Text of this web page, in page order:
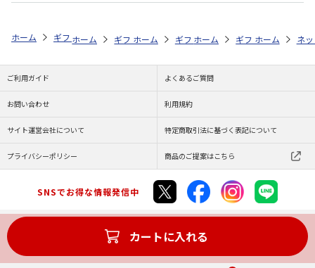
カートに入れる
ホーム ギフトストア お中元・夏ギフト特集 2026 お菓子・スイーツ
ホーム ギフトストア お中元・夏ギフト特集 2026
ホーム ギフトストア お中元・夏ギフト
ホーム ギフトストア お
ホーム ネ
ご利用ガイド よくあるご質問
お問い合わせ 利用規約
サイト運営会社について 特定商取引法に基づく表記について
プライバシーポリシー 商品のご提案はこちら
SNSでお得な情報発信中